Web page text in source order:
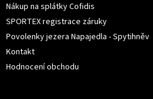
Nákup na splátky Cofidis
SPORTEX registrace záruky
Povolenky jezera Napajedla - Spytihněv
Kontakt
Hodnocení obchodu